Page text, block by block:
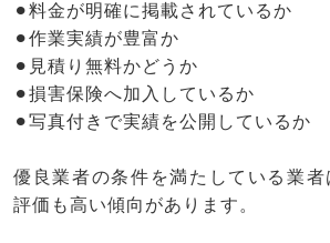
⚫︎料金が明確に掲載されているか
⚫︎作業実績が豊富か
⚫︎見積り無料かどうか
⚫︎損害保険へ加入しているか
⚫︎写真付きで実績を公開しているか
優良業者の条件を満たしている業
評価も高い傾向があります。